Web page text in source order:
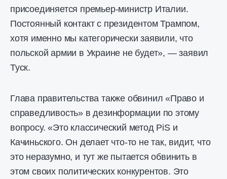
присоединяется премьер-министр Италии.
Постоянный контакт с президентом Трампом,
хотя именно мы категорически заявили, что
польской армии в Украине не будет», — заявил
Туск.
Глава правительства также обвинил «Право и
справедливость» в дезинформации по этому
вопросу. «Это классический метод PiS и
Качиньского. Он делает что-то не так, видит, что
это неразумно, и тут же пытается обвинить в
этом своих политических конкурентов. Это